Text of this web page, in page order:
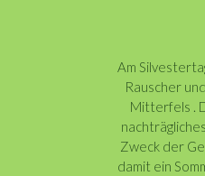
Am
Rauscher
Mitterfels .
Zweck der
damit ein